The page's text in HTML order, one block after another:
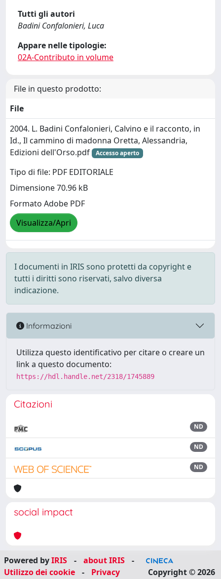
Tutti gli autori
Badini Confalonieri, Luca
Appare nelle tipologie:
02A-Contributo in volume
File in questo prodotto:
File
2004. L. Badini Confalonieri, Calvino e il racconto, in
Id., Il cammino di madonna Oretta, Alessandria,
Edizioni dell'Orso.pdf
Accesso aperto
Tipo di file: PDF EDITORIALE
Dimensione 70.96 kB
Formato Adobe PDF
Visualizza/Apri
I documenti in IRIS sono protetti da copyright e
tutti i diritti sono riservati, salvo diversa
indicazione.
Informazioni
Utilizza questo identificativo per citare o creare un
link a questo documento:
https://hdl.handle.net/2318/1745889
Citazioni
ND
ND
ND
social impact
Powered byIRIS - about IRIS
-
Utilizzo dei cookie
- Privacy Copyright © 2026